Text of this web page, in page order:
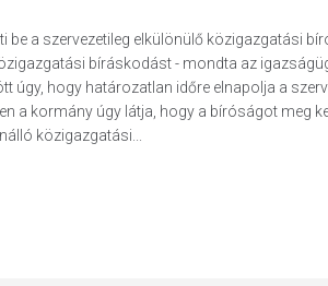
be a szervezetileg elkülönülő közigazgatási
bíráskodást - mondta az
úgy, hogy határozatlan időre elnapolja a
a kormány úgy látja, hogy a bíróságot meg
közigazgatási...